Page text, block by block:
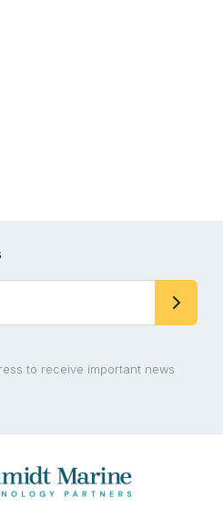
to receive important news